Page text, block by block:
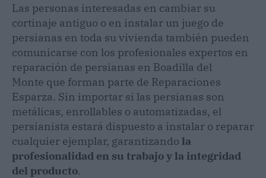
Las personas interesadas en cambiar su
cortinaje antiguo o en instalar un juego de
persianas en toda su vivienda también pueden
comunicarse con los profesionales expertos en
reparación de persianas en Boadilla del
Monte que forman parte de Reparaciones
Esparza. Sin importar si las persianas son
metálicas, enrollables o automatizadas, el
persianista estará dispuesto a instalar o reparar
cualquier ejemplar, garantizando la
profesionalidad en su trabajo y la integridad
del producto.